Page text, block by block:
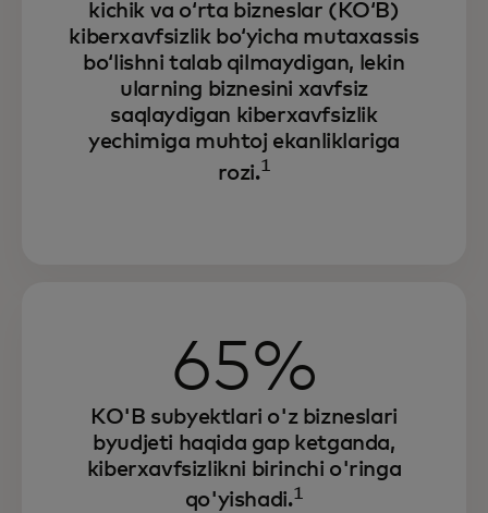
kichik va oʻrta bizneslar (KOʻB)
kiberxavfsizlik boʻyicha mutaxassis
boʻlishni talab qilmaydigan, lekin
ularning biznesini xavfsiz
saqlaydigan kiberxavfsizlik
yechimiga muhtoj ekanliklariga
rozi.1
65%
KO'B subyektlari o'z bizneslari
byudjeti haqida gap ketganda,
kiberxavfsizlikni birinchi o'ringa
qo'yishadi.1